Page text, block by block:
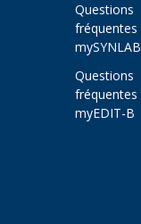
Questions
fréquentes
mySYNLAB
Questions
myEDIT-B